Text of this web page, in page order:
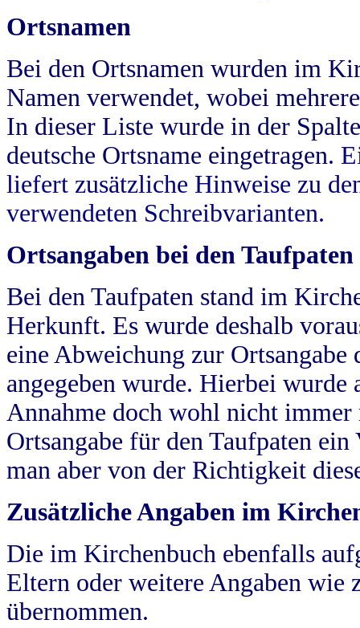
Ortsnamen
Bei den Ortsnamen wurden im
Namen verwendet, wobei
In dieser Liste wurde in der
deutsche Ortsname eingetragen.
liefert zusätzliche Hinweise zu
verwendeten Schreibvarianten.
Ortsangaben bei den Taufpaten
Bei den Taufpaten stand im
Herkunft. Es wurde deshalb
eine Abweichung zur
angegeben wurde. Hierbei wurde
Annahme doch wohl nicht
Ortsangabe für den Taufpaten
man aber von der Richtigkeit
Zusätzliche Angaben im
Die im Kirchenbuch ebenfalls
Eltern oder weitere Angaben wie
übernommen.